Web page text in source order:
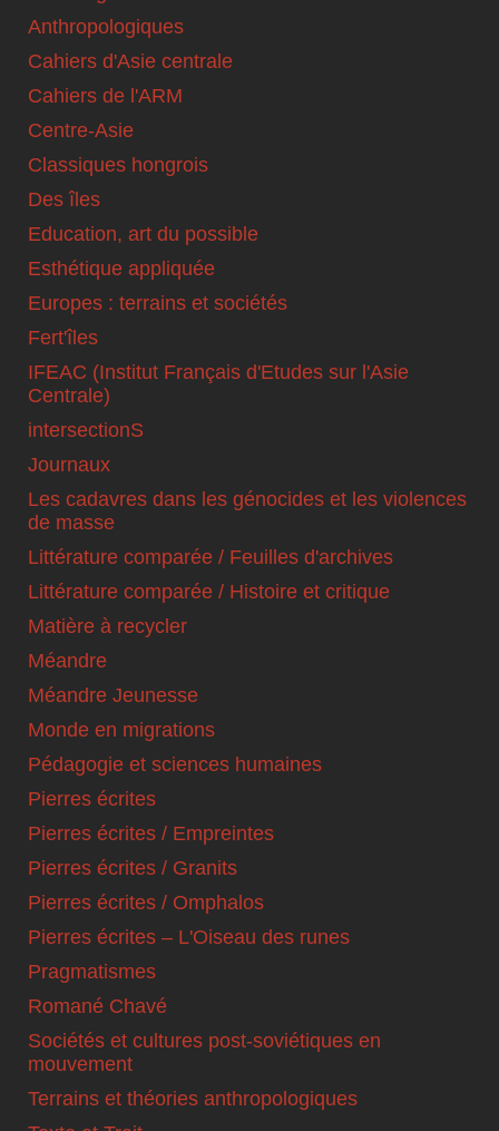
Anthropologiques
Cahiers d'Asie centrale
Cahiers de l'ARM
Centre-Asie
Classiques hongrois
Des îles
Education, art du possible
Esthétique appliquée
Europes : terrains et sociétés
Fert'îles
IFEAC (Institut Français d'Etudes sur l'Asie
Centrale)
intersectionS
Journaux
Les cadavres dans les génocides et les violences
de masse
Littérature comparée / Feuilles d'archives
Littérature comparée / Histoire et critique
Matière à recycler
Méandre
Méandre Jeunesse
Monde en migrations
Pédagogie et sciences humaines
Pierres écrites
Pierres écrites / Empreintes
Pierres écrites / Granits
Pierres écrites / Omphalos
Pierres écrites – L'Oiseau des runes
Pragmatismes
Romané Chavé
Sociétés et cultures post-soviétiques en
mouvement
Terrains et théories anthropologiques